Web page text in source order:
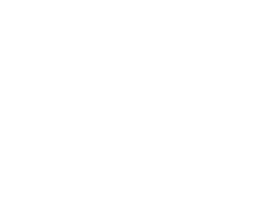
source,